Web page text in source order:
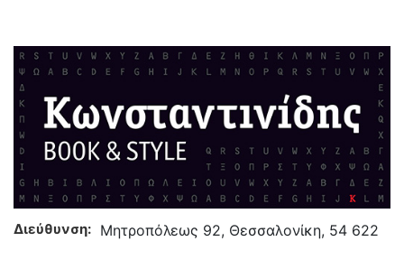
Διεύθυνση: Μητροπόλεως 92, Θεσσαλονίκη, 54 622